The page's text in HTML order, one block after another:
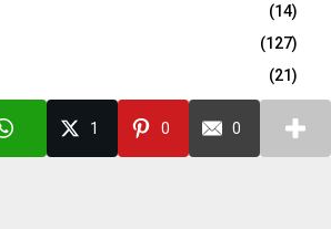
(14)
(127)
(21)
(947)
1 0 0